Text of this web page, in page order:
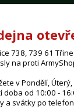
738, 739 61
na proti
v Pondělí,
doba od 10:00 -
a svátky po